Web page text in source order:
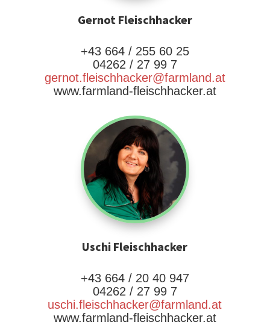
Gernot Fleischhacker
+43 664 / 255 60 25
04262 / 27 99 7
gernot.fleischhacker@farmland.at
www.farmland-fleischhacker.at
Uschi Fleischhacker
+43 664 / 20 40 947
04262 / 27 99 7
uschi.fleischhacker@farmland.at
www.farmland-fleischhacker.at